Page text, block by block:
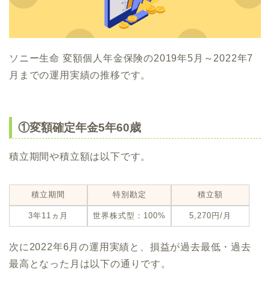
ソニー生命 変額個人年金保険の2019年5月～2022年7
月までの運用実績の推移です。
①変額確定年金5年60歳
積立期間や積立額は以下です。
積立期間 特別勘定 積立額
3年11ヵ月 世界株式型：100% 5,270円/月
次に2022年6月の運用実績と、損益が過去最低・過去
最高となった月は以下の通りです。